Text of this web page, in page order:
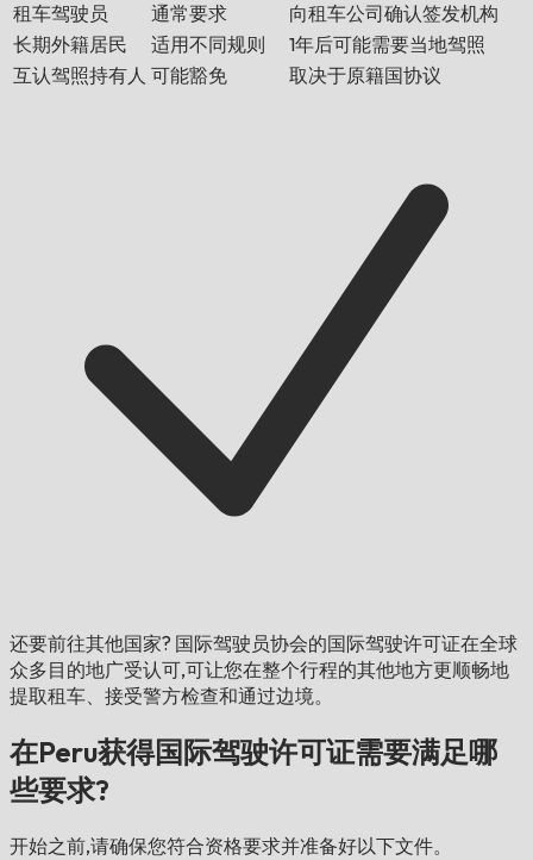
租车驾驶员
通常要求
向租车公司确认签发机构
长期外籍居民
适用不同规则
1年后可能需要当地驾照
互认驾照持有人 可能豁免 取决于原籍国协议
还要前往其他国家? 国际驾驶员协会的国际驾驶许可证在全球
众多目的地广受认可,可让您在整个行程的其他地方更顺畅地
提取租车、接受警方检查和通过边境。
在Peru获得国际驾驶许可证需要满足哪
些要求?
开始之前,请确保您符合资格要求并准备好以下文件。